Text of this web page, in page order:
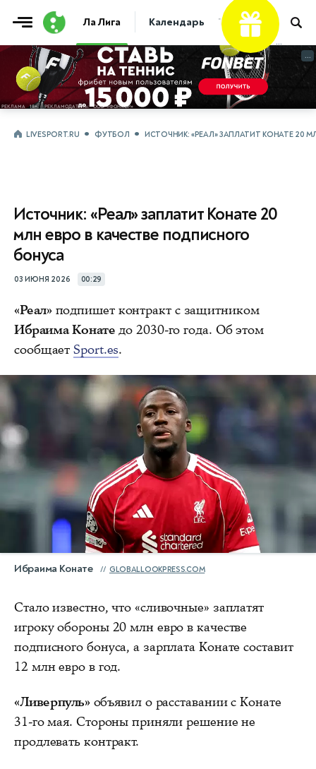
Ла Лига Календарь Таблица
...
...
LIVESPORT.RU ФУТБОЛ ИСТОЧНИК: «РЕАЛ» ЗАПЛАТИТ КОНАТЕ 20
Источник: «Реал» заплатит Конате 20
млн евро в качестве подписного
бонуса
03 ИЮНЯ 2026 00:29
«Реал»подпишет контракт с защитником
Ибраима Конате до 2030-го года. Об этом
сообщаетSport.es.
Ибраима Конате GLOBALLOOKPRESS.COM
Стало известно, что «сливочные» заплатят
игроку обороны 20 млн евро в качестве
подписного бонуса, а зарплата Конате составит
12 млн евро в год.
«Ливерпуль»объявил о расставании с Конате
31-го мая. Стороны приняли решение не
продлевать контракт.